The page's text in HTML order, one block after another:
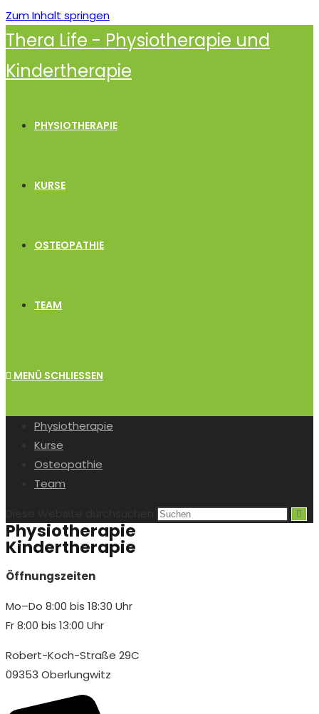
Zum Inhalt springen
Thera Life - Physiotherapie und
Kindertherapie
PHYSIOTHERAPIE
KURSE
OSTEOPATHIE
TEAM
MENÜ SCHLIESSEN
Physiotherapie
Kurse
Osteopathie
Team
Physiotherapie
Kindertherapie
Öffnungszeiten
Mo–Do 8:00 bis 18:30 Uhr
Fr 8:00 bis 13:00 Uhr
Robert-Koch-Straße 29C
09353 Oberlungwitz